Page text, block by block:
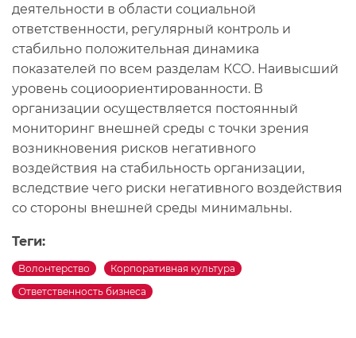
деятельности в области социальной
ответственности, регулярный контроль и
стабильно положительная динамика
показателей по всем разделам КСО. Наивысший
уровень социоориентированности. В
организации осуществляется постоянный
мониторинг внешней среды с точки зрения
возникновения рисков негативного
воздействия на стабильность организации,
вследствие чего риски негативного воздействия
со стороны внешней среды минимальны.
Теги:
Волонтерство
Корпоративная культура
Ответственность бизнеса